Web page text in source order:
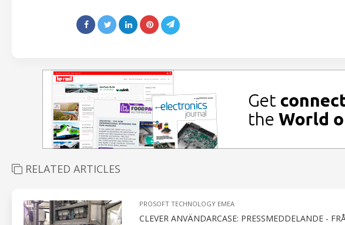
RELATED ARTICLES
PROSOFT TECHNOLOGY EMEA
CLEVER ANVÄNDARCASE: PRESSMEDDELANDE -